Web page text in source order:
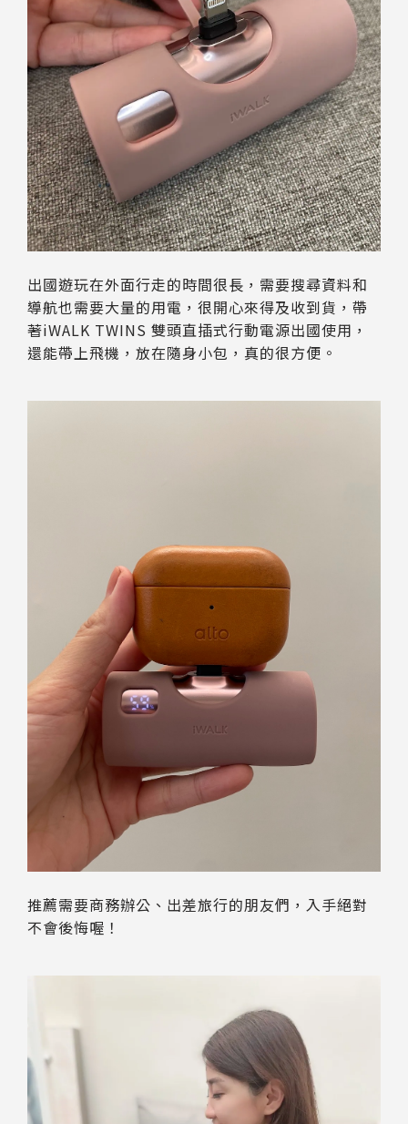
出國遊玩在外面行走的時間很長，需要搜尋資料和
導航也需要大量的用電，很開心來得及收到貨，帶
著iWALK TWINS 雙頭直插式行動電源出國使用，
還能帶上飛機，放在隨身小包，真的很方便。
推薦需要商務辦公、出差旅行的朋友們，入手絕對
不會後悔喔！